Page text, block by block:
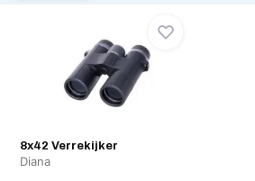
8x42 Verrekijker
Diana